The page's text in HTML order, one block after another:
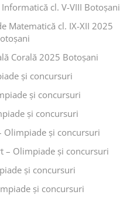
cl. V-VIII Botoșani
Matematică cl. IX-XII 2025
Corală 2025 Botoșani
și concursuri
și concursuri
și concursuri
Olimpiade și concursuri
– Olimpiade și concursuri
și concursuri
și concursuri